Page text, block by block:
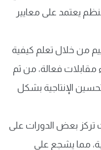
يعتمد على معايير
من خلال تعلم كيفية
مقابلات فعالة، من ثم
الإنتاجية بشكل
تركز بعض الدورات على
مما يشجع على